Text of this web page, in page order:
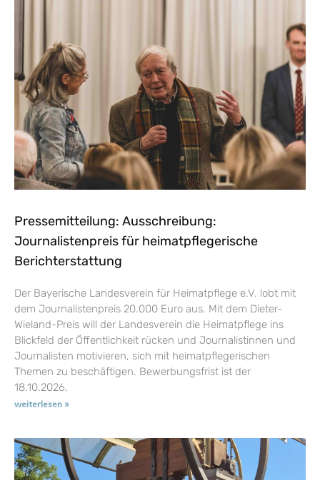
Pressemitteilung: Ausschreibung:
Journalistenpreis für heimatpflegerische
Berichterstattung
Der Bayerische Landesverein für Heimatpflege e.V. lobt mit
dem Journalistenpreis 20.000 Euro aus. Mit dem Dieter-
Wieland-Preis will der Landesverein die Heimatpflege ins
Blickfeld der Öffentlichkeit rücken und Journalistinnen und
Journalisten motivieren, sich mit heimatpflegerischen
Themen zu beschäftigen. Bewerbungsfrist ist der
18.10.2026.
weiterlesen »